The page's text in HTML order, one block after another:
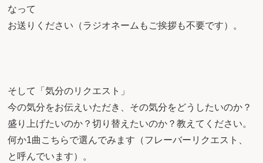
なって
お送りください（ラジオネームもご挨拶も不要です）。
そして「気分のリクエスト」
今の気分をお伝えいただき、その気分をどうしたいのか？
盛り上げたいのか？切り替えたいのか？教えてください。
何か1曲こちらで選んでみます（フレーバーリクエスト、
と呼んでいます）。